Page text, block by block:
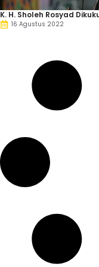
K. H. Sholeh Rosyad
16 Agustus 2022